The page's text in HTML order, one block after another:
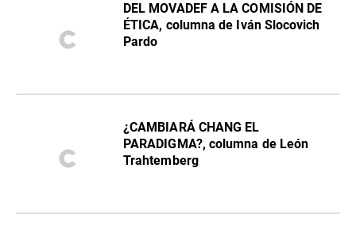
DEL MOVADEF A LA COMISIÓN DE
ÉTICA, columna de Iván Slocovich
Pardo
¿CAMBIARÁ CHANG EL
PARADIGMA?, columna de León
Trahtemberg